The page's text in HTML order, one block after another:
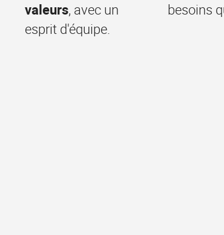
valeurs, avec un
esprit d'équipe.
besoins